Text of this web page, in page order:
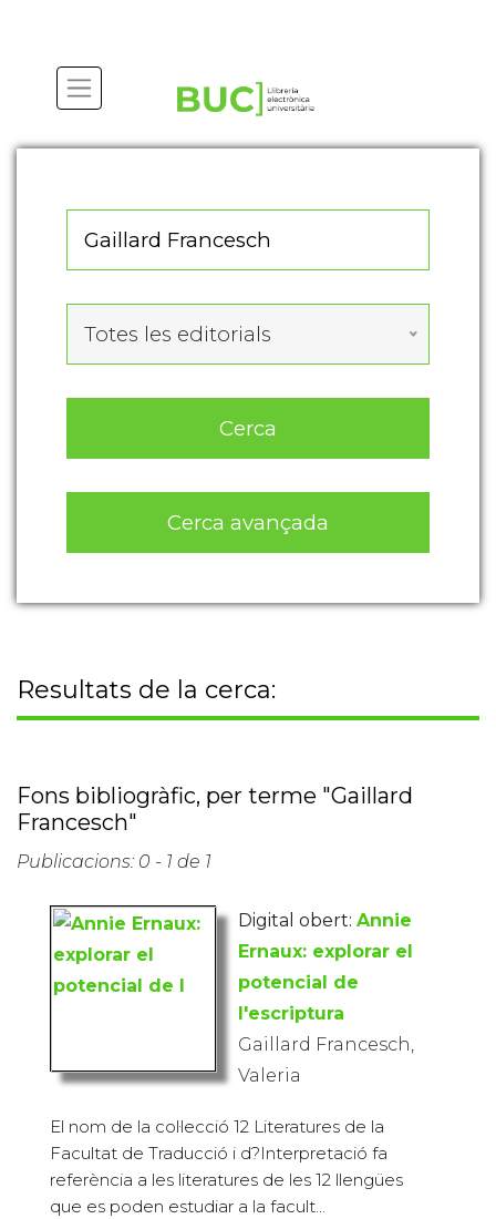
Totes les editorials
Cerca
Cerca avançada
Resultats de la cerca:
Fons bibliogràfic, per terme "Gaillard
Francesch"
Publicacions: 0 - 1 de 1
Digital obert: Annie
Ernaux: explorar el
potencial de
l'escriptura
Gaillard Francesch,
Valeria
El nom de la col·lecció 12 Literatures de la
Facultat de Traducció i d?Interpretació fa
referència a les literatures de les 12 llengües
que es poden estudiar a la facult...